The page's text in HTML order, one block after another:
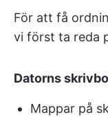
För att få
vi först ta reda
Datorns
Mappar på